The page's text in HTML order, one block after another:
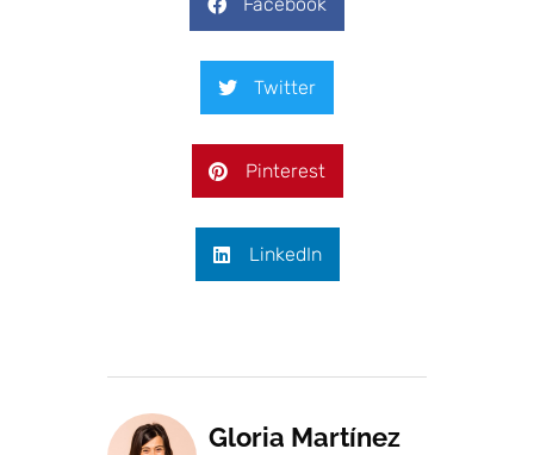
Twitter
Pinterest
LinkedIn
Gloria Martínez